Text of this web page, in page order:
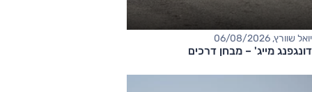
יואל שוורץ, 06/08/2026
דונגפנג מייג' – מבחן דרכים